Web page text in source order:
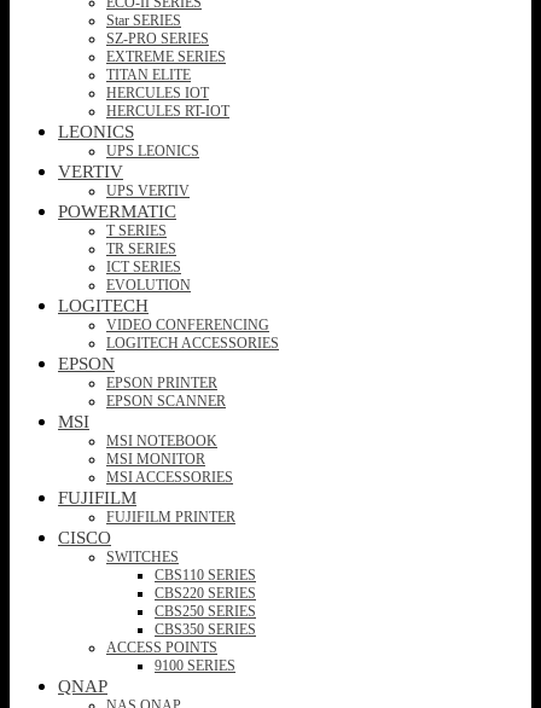
Star SERIES
SZ-PRO SERIES
EXTREME SERIES
TITAN ELITE
HERCULES IOT
HERCULES RT-IOT
LEONICS
UPS LEONICS
VERTIV
UPS VERTIV
POWERMATIC
T SERIES
TR SERIES
ICT SERIES
EVOLUTION
LOGITECH
VIDEO CONFERENCING
LOGITECH ACCESSORIES
EPSON
EPSON PRINTER
EPSON SCANNER
MSI
MSI NOTEBOOK
MSI MONITOR
MSI ACCESSORIES
FUJIFILM
FUJIFILM PRINTER
CISCO
SWITCHES
CBS110 SERIES
CBS220 SERIES
CBS250 SERIES
CBS350 SERIES
ACCESS POINTS
9100 SERIES
QNAP